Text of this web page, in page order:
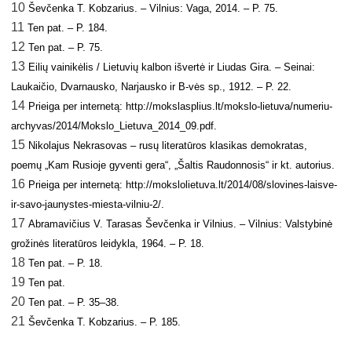
10 Ševčenka T. Kobzarius. – Vilnius: Vaga, 2014. – P. 75.
11 Ten pat. – P. 184.
12 Ten pat. – P. 75.
13 Eilių vainikėlis / Lietuvių kalbon išvertė ir Liudas Gira. – Seinai:
Laukaičio, Dvarnausko, Narjausko ir B-vės sp., 1912. – P. 22.
14 Prieiga per internetą: http://mokslasplius.lt/mokslo-lietuva/numeriu-
archyvas/2014/Mokslo_Lietuva_2014_09.pdf.
15 Nikolajus Nekrasovas – rusų literatūros klasikas demokratas,
poemų „Kam Rusioje gyventi gera“, „Šaltis Raudonnosis“ ir kt. autorius.
16 Prieiga per internetą: http://mokslolietuva.lt/2014/08/slovines-laisve-
ir-savo-jaunystes-miesta-vilniu-2/.
17 Abramavičius V. Tarasas Ševčenka ir Vilnius. – Vilnius: Valstybinė
grožinės literatūros leidykla, 1964. – P. 18.
18 Ten pat. – P. 18.
19 Ten pat.
20 Ten pat. – P. 35–38.
21 Ševčenka T. Kobzarius. – P. 185.